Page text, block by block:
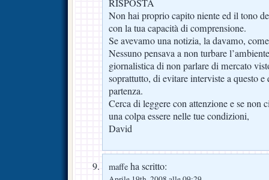
RISPOSTA
Non hai proprio capito niente ed il tono
con la tua capacità di comprensione.
Se avevamo una notizia, la davamo,
Nessuno pensava a non turbare
giornalistica di non parlare di mercato
soprattutto, di evitare interviste a questo
partenza.
Cerca di leggere con attenzione e se non
una colpa essere nelle tue condizioni,
David
maffe ha scritto: